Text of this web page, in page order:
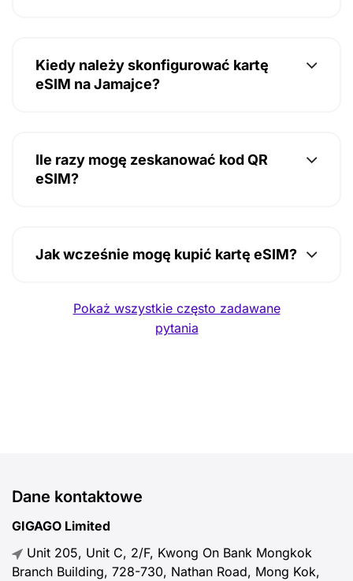
Kiedy należy skonfigurować kartę
eSIM na Jamajce?
Ile razy mogę zeskanować kod QR
eSIM?
Jak wcześnie mogę kupić kartę eSIM?
Pokaż wszystkie często zadawane
pytania
Dane kontaktowe
GIGAGO Limited
Unit 205, Unit C, 2/F, Kwong On Bank Mongkok
Branch Building, 728-730, Nathan Road, Mong Kok,